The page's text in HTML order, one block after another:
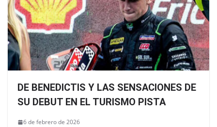
DE BENEDICTIS Y LAS SENSACIONES DE
SU DEBUT EN EL TURISMO PISTA
6 de febrero de 2026